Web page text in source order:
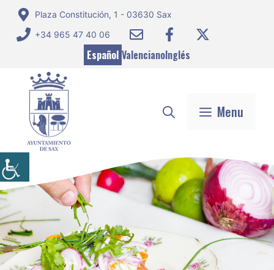
Saltar
contenido
Plaza Constitución, 1 - 03630 Sax
+34 965 47 40 06
Español ValencianoInglés
Menu